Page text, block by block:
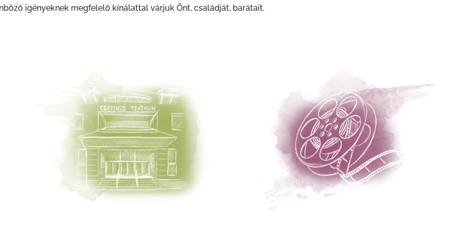
igényeknek megfelelő kínálattal várjuk Önt, családját, barátait.